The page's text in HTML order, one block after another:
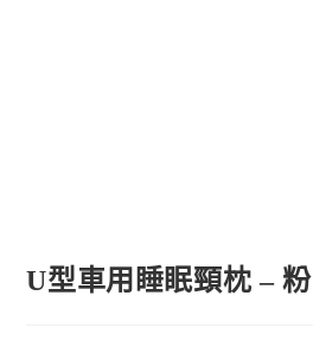
U型車用睡眠頸枕 – 粉